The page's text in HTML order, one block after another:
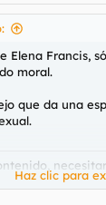
Elena Francis,
moral.
que da una
cookies de
Haz clic para